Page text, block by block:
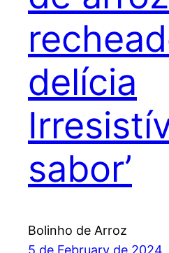
delícia
sabor’
Bolinho de Arroz
5 de February de 2024